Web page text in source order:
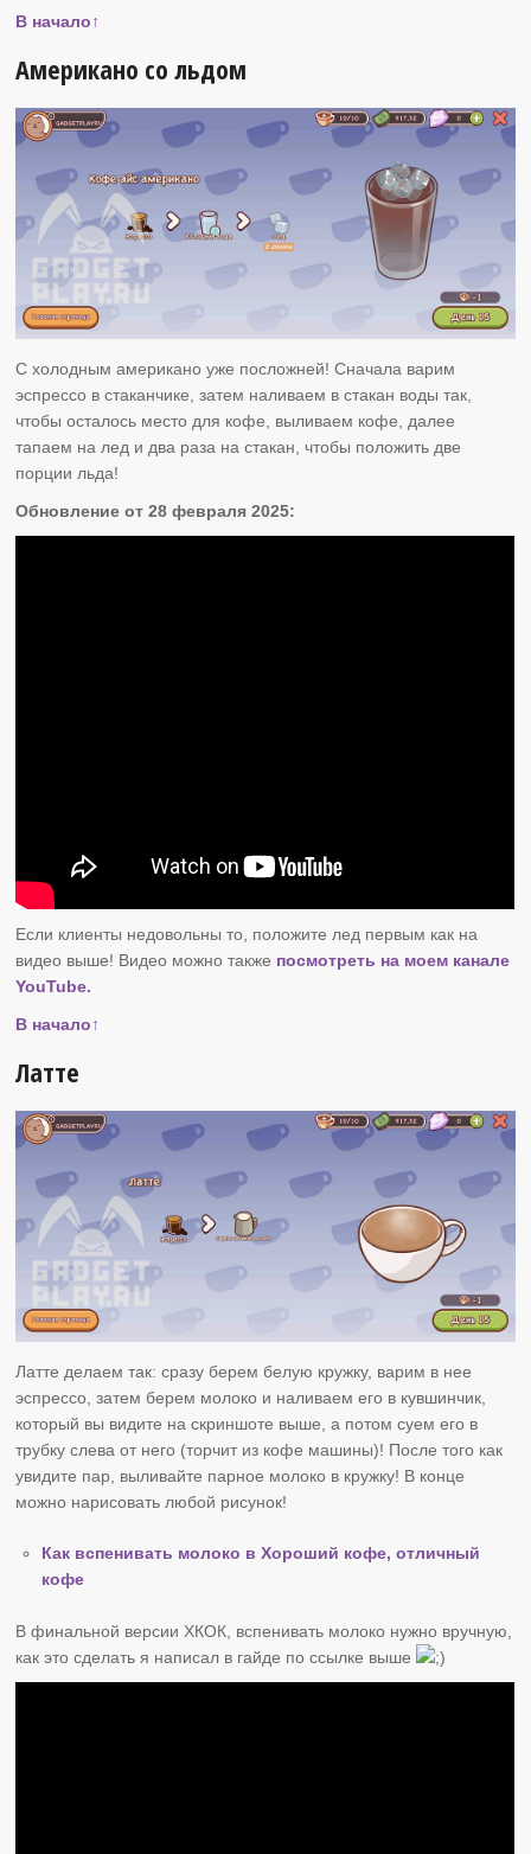
В начало↑
Американо со льдом
С холодным американо уже посложней! Сначала варим
эспрессо в стаканчике, затем наливаем в стакан воды так,
чтобы осталось место для кофе, выливаем кофе, далее
тапаем на лед и два раза на стакан, чтобы положить две
порции льда!
Обновление от 28 февраля 2025:
Если клиенты недовольны то, положите лед первым как на
видео выше! Видео можно также посмотреть на моем канале
YouTube.
В начало↑
Латте
Латте делаем так: сразу берем белую кружку, варим в нее
эспрессо, затем берем молоко и наливаем его в кувшинчик,
который вы видите на скриншоте выше, а потом суем его в
трубку слева от него (торчит из кофе машины)! После того как
увидите пар, выливайте парное молоко в кружку! В конце
можно нарисовать любой рисунок!
Как вспенивать молоко в Хороший кофе, отличный
кофе
В финальной версии ХКОК, вспенивать молоко нужно вручную,
как это сделать я написал в гайде по ссылке выше